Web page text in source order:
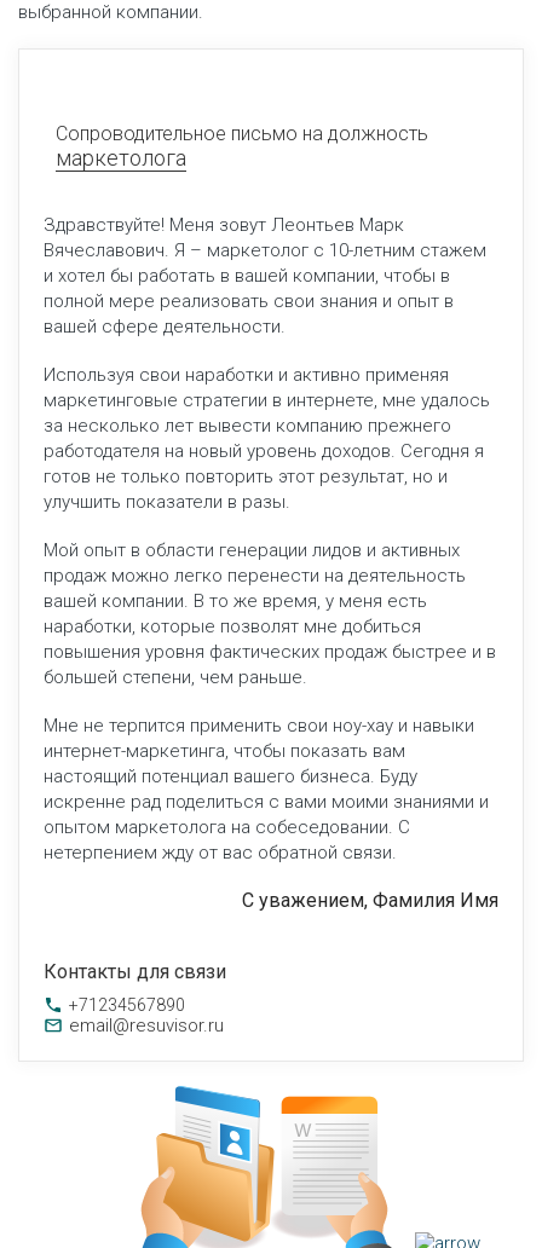
выбранной компании.
Сопроводительное письмо на должность
маркетолога
Здравствуйте! Меня зовут Леонтьев Марк
Вячеславович. Я – маркетолог с 10-летним стажем
и хотел бы работать в вашей компании, чтобы в
полной мере реализовать свои знания и опыт в
вашей сфере деятельности.
Используя свои наработки и активно применяя
маркетинговые стратегии в интернете, мне удалось
за несколько лет вывести компанию прежнего
работодателя на новый уровень доходов. Сегодня я
готов не только повторить этот результат, но и
улучшить показатели в разы.
Мой опыт в области генерации лидов и активных
продаж можно легко перенести на деятельность
вашей компании. В то же время, у меня есть
наработки, которые позволят мне добиться
повышения уровня фактических продаж быстрее и в
большей степени, чем раньше.
Мне не терпится применить свои ноу-хау и навыки
интернет-маркетинга, чтобы показать вам
настоящий потенциал вашего бизнеса. Буду
искренне рад поделиться с вами моими знаниями и
опытом маркетолога на собеседовании. С
нетерпением жду от вас обратной связи.
С уважением, Фамилия Имя
Контакты для связи
+71234567890
email@resuvisor.ru